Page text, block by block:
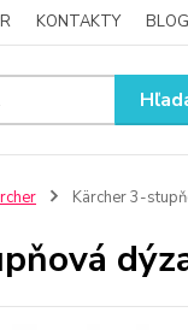
KONTAKTY BLOG
Kärcher 3-